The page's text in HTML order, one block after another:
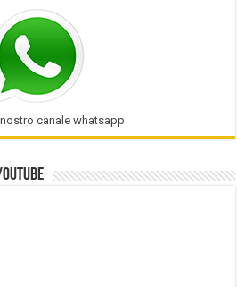
canale whatsapp